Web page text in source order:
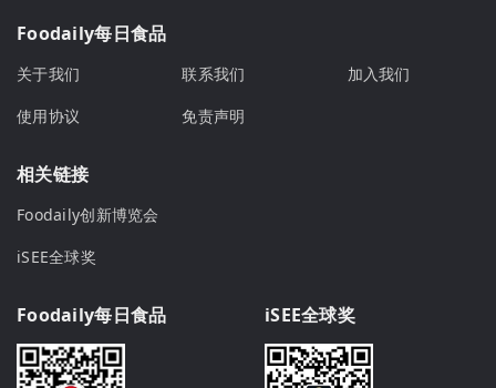
Foodaily每日食品
关于我们 联系我们
加入我们
使用协议
免责声明
相关链接
Foodaily创新博览会
iSEE全球奖
Foodaily每日食品 iSEE全球奖